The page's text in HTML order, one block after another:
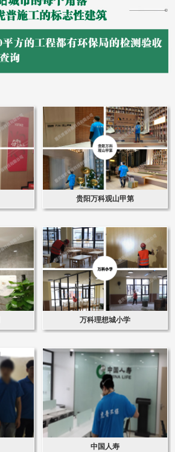
贵阳万科观山甲第
万科理想城小学
中国人寿